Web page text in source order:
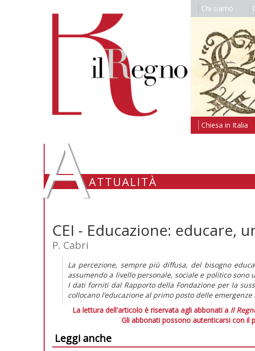
Chi siamo
Chiesa in Italia
AATTUALITÀ
CEI - Educazione: educare,
P. Cabri
La percezione, sempre più diffusa, del bisogno
assumendo a livello personale, sociale e politico
I dati forniti dal Rapporto della Fondazione per la
collocano l’educazione al primo posto delle
La lettura dell'articolo è riservata agli abbonati a Il
Gli abbonati possono autenticarsi con il
Leggi anche